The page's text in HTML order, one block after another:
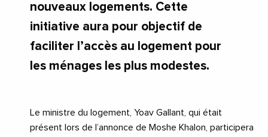
nouveaux logements. Cette
initiative aura pour objectif de
faciliter l’accès au logement pour
les ménages les plus modestes.
Le ministre du logement, Yoav Gallant, qui était
présent lors de l’annonce de Moshe Khalon, participera